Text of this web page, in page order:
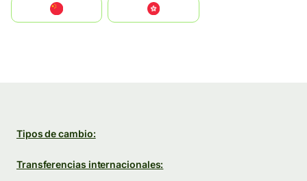
中國香港特別行政區
Tipos de cambio:
Transferencias internacionales: